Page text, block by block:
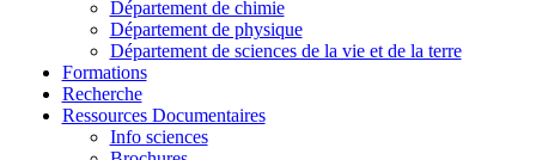
Département de chimie
Département de physique
Département de sciences de la vie et de la terre
Formations
Recherche
Ressources Documentaires
Info sciences